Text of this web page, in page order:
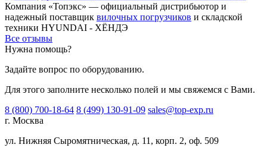
Компания «Топэкс» — официальный дистрибьютор и
надежный поставщик вилочных погрузчиков и складской
техники HYUNDAI - ХЁНДЭ
Все отзывы
Нужна помощь?
Задайте вопрос по оборудованию.
Для этого заполните несколько полей и мы свяжемся с Вами.
8 (800) 700-18-64 8 (499) 130-91-09 sales@top-exp.ru
г. Москва
ул. Нижняя Сыромятническая, д. 11, корп. 2, оф. 509